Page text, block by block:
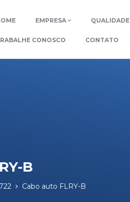
EMPRESA QUALIDADE
CONOSCO CONTATO
B
Cabo auto FLRY-B